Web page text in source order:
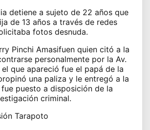
detiene a sujeto de 22 años que
de 13 años a través de redes
fotos desnuda.
Pinchi Amasifuen quien citó a la
personalmente por la Av.
que apareció fue el papá de la
una paliza y le entregó a la
puesto a disposición de la
criminal.
Tarapoto